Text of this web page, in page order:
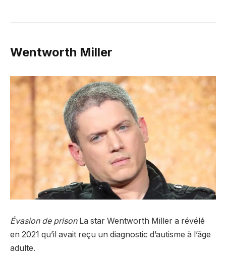
Wentworth Miller
Évasion de prison La star Wentworth Miller a révélé
en 2021 qu’il avait reçu un diagnostic d’autisme à l’âge
adulte.